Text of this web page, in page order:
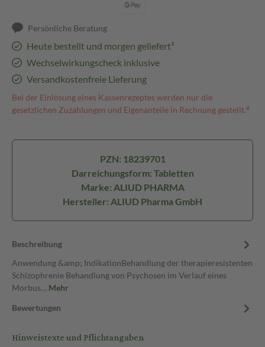
Persönliche Beratung
Heute bestellt und morgen geliefert³
Wechselwirkungscheck inklusive
Versandkostenfreie Lieferung
Bei der Einlösung eines Kassenrezeptes werden nur die
gesetzlichen Zuzahlungen und Eigenanteile in Rechnung gestellt.⁴
PZN: 18239701
Darreichungsform: Tabletten
Marke: ALIUD PHARMA
Hersteller: ALIUD Pharma GmbH
Beschreibung
Anwendung &amp; IndikationBehandlung der therapieresistenten
Schizophrenie Behandlung von Psychosen im Verlauf eines
Morbus… Mehr
Bewertungen
Hinweistexte und Pflichtangaben